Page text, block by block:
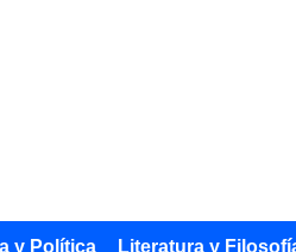
y Política Literatura y